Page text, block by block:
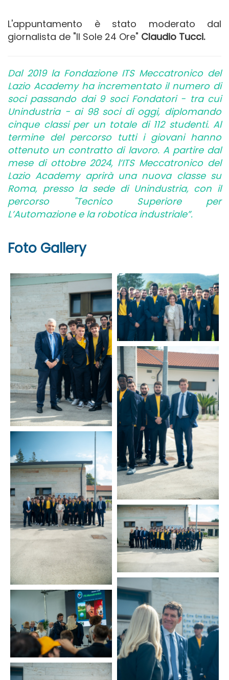
L'appuntamento è stato moderato dal
giornalista de "Il Sole 24 Ore" Claudio Tucci.
Dal 2019 la Fondazione ITS Meccatronico del
Lazio Academy ha incrementato il numero di
soci passando dai 9 soci Fondatori - tra cui
Unindustria - ai 98 soci di oggi, diplomando
cinque classi per un totale di 112 studenti. Al
termine del percorso tutti i giovani hanno
ottenuto un contratto di lavoro. A partire dal
mese di ottobre 2024, l’ITS Meccatronico del
Lazio Academy aprirà una nuova classe su
Roma, presso la sede di Unindustria, con il
percorso "Tecnico Superiore per
L’Automazione e la robotica industriale”.
Foto Gallery